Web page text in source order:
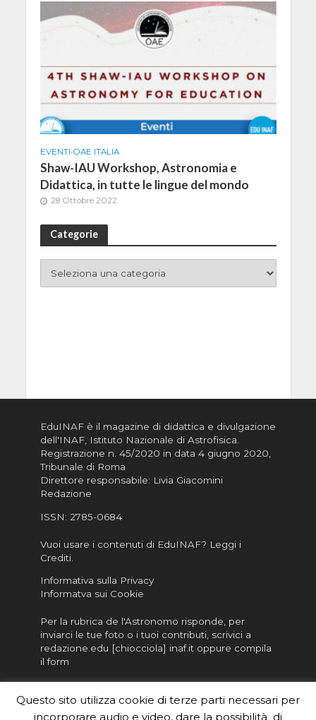
EVENTI•OAE ITALIA
Shaw-IAU Workshop, Astronomia e
Didattica, in tutte le lingue del mondo
28 Ottobre 2022
Categorie
EduINAF è il magazine di didattica e divulgazione
dell'INAF, Istituto Nazionale di Astrofisica
Registrazione n. 45/2020 in data 4 giugno 2020,
Tribunale di Roma
Direttore responsabile: Livia Giacomini
Redazione
ISSN: 2785-0684
Vuoi usare i contenuti di EduINAF? Leggi i
Crediti.
Informativa sulla Privacy
Informatva sui Cookie
Per la rubrica de l'Astronomo risponde, per
inviarci le tue foto o i tuoi contributi, scrivici a
redazione.edu [chiocciola] inaf.it oppure compila
il form
distribuire nella tua scuola e…
Questo sito utilizza cookie di terze parti necessari per
incorporare audio e video, dare la possibilità di